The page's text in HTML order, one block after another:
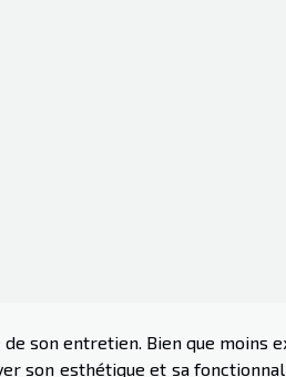
son entretien. Bien que moins
son esthétique et sa